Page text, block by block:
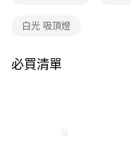
是否繳費成功／繳費後需取
【注意事項】
白光 吸頂燈
必買清單